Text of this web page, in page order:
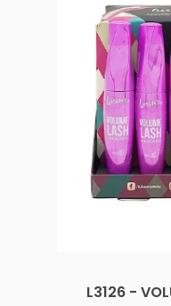
maquiagens e acessórios
alta qualidade. Somos
apaixonados por realçar a
beleza de nossos clientes,
oferecendo uma ampla
de produtos que inspiram
confiança e criatividade.
os últimos lançamentos
maquiagem até os
mais elegantes, estamos
para ajudá-lo a alcançar
visual dos sonhos. Explore
seleção cuidadosamente
selecionada e descubra
beleza se torna uma
única conosco.
L3126 -